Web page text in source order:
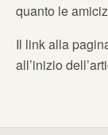
quanto le
Il link alla
all’inizio